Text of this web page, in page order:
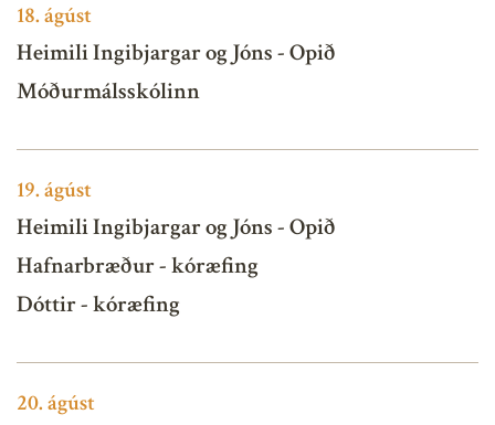
18.ágúst
Heimili Ingibjargar og Jóns - Opið
Móðurmálsskólinn
19.ágúst
Heimili Ingibjargar og Jóns - Opið
Hafnarbræður - kóræfing
Dóttir - kóræfing
20.ágúst